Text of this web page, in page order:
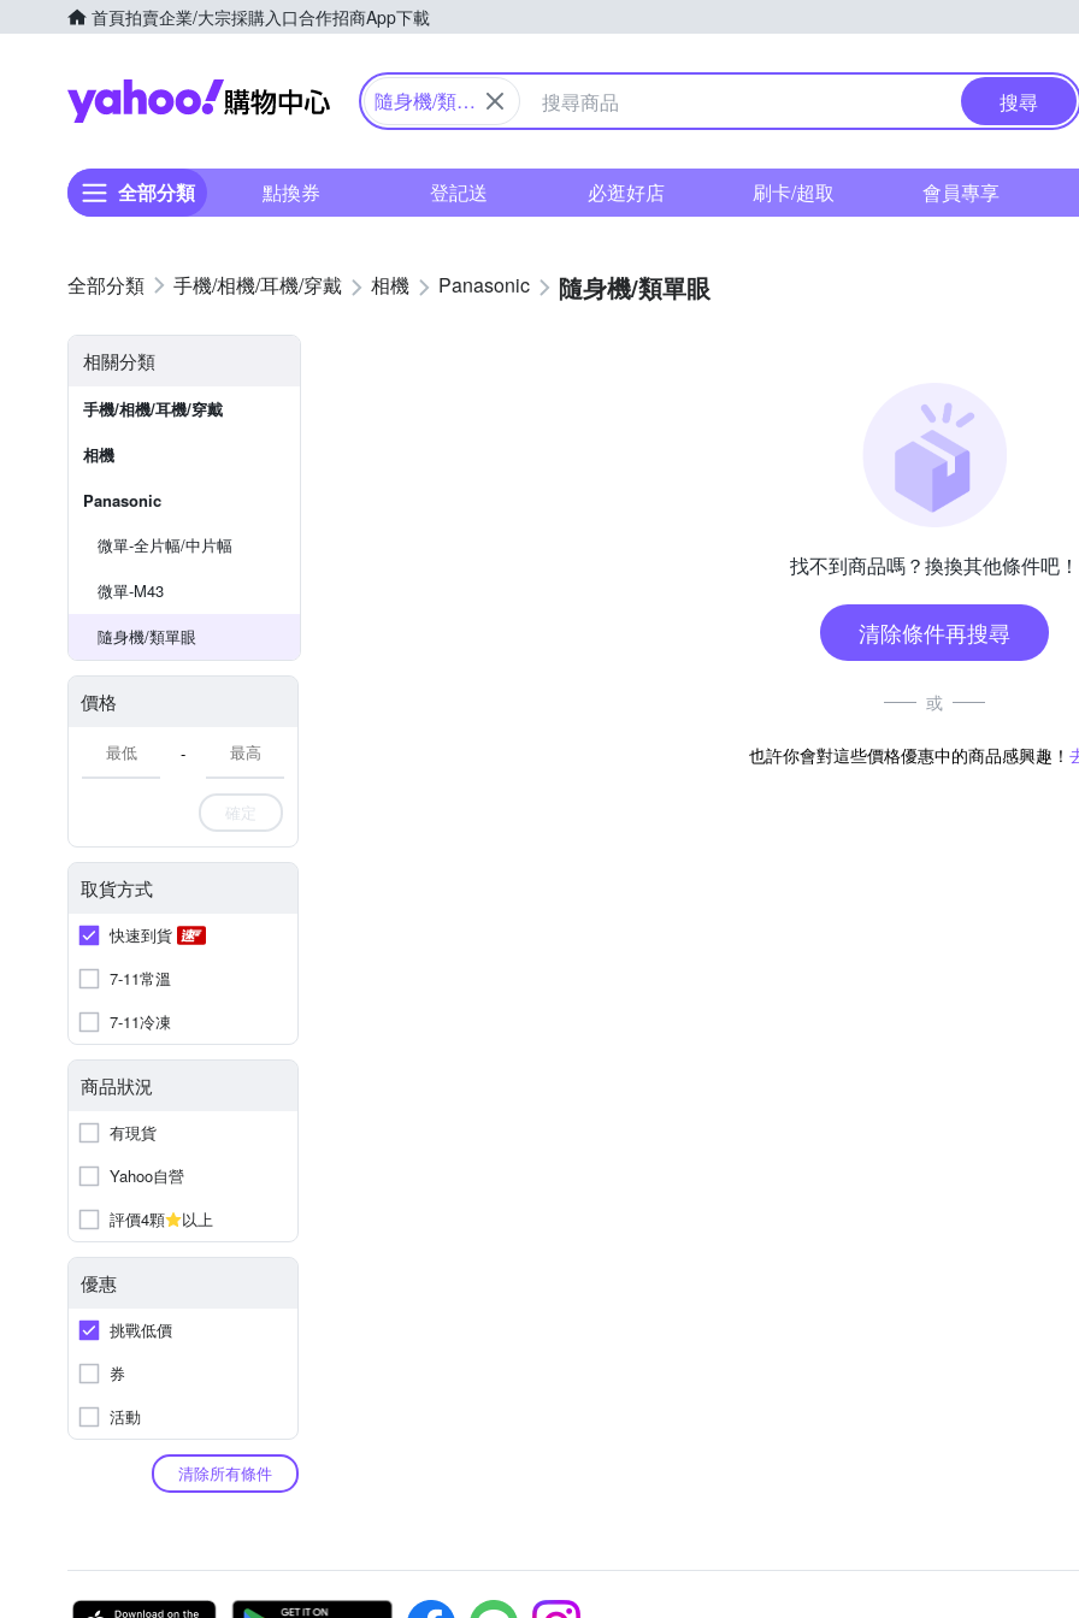
首頁拍賣企業/大宗採購入口合作招商App下載
Yahoo購物中心
隨身機/類單
搜尋
全部分類 點換券 登記送 必逛好店 刷卡/超取 會員專享
手機/相機/耳機/穿戴 相機 Panasonic 隨身機/類單眼
相關分類
手機/相機/耳機/穿戴
相機
Panasonic
微單-全片幅/中片幅
微單-M43
隨身機/類單眼
價格
-
確定
取貨方式
快速到貨
7-11常溫
7-11冷凍
商品狀況
有現貨
Yahoo自營
評價4顆
以上
優惠
挑戰低價
券
活動
清除所有條件
找不到商品嗎？換換其他條件吧！
清除條件再搜尋
或
也許你會對這些價格優惠中的商品感興趣！